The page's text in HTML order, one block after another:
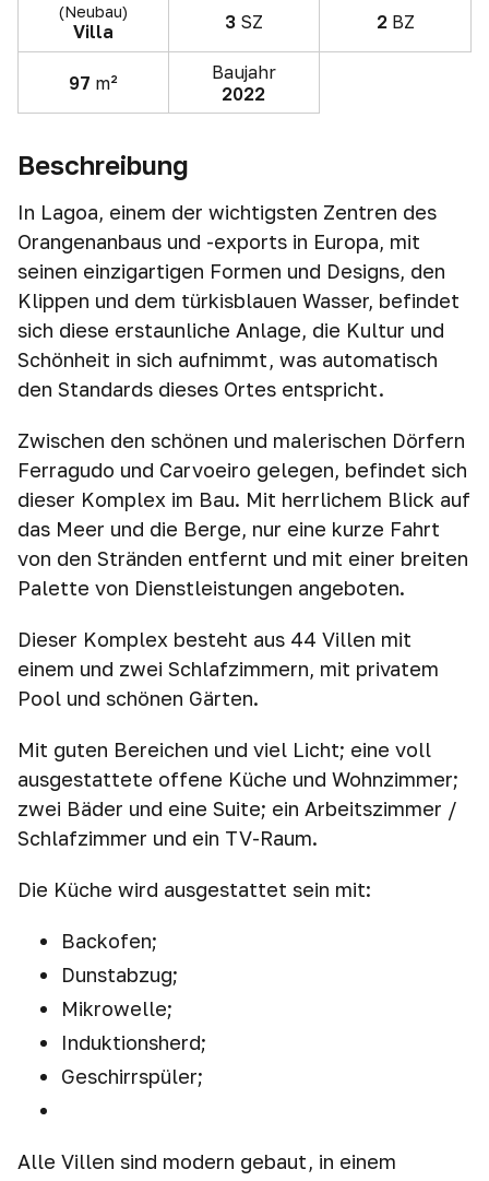
(Neubau)
Villa 3 SZ 2 BZ
97 m²
Baujahr
2022
Beschreibung
In Lagoa, einem der wichtigsten Zentren des
Orangenanbaus und -exports in Europa, mit
seinen einzigartigen Formen und Designs, den
Klippen und dem türkisblauen Wasser, befindet
sich diese erstaunliche Anlage, die Kultur und
Schönheit in sich aufnimmt, was automatisch
den Standards dieses Ortes entspricht.
Zwischen den schönen und malerischen Dörfern
Ferragudo und Carvoeiro gelegen, befindet sich
dieser Komplex im Bau. Mit herrlichem Blick auf
das Meer und die Berge, nur eine kurze Fahrt
von den Stränden entfernt und mit einer breiten
Palette von Dienstleistungen angeboten.
Dieser Komplex besteht aus 44 Villen mit
einem und zwei Schlafzimmern, mit privatem
Pool und schönen Gärten.
Mit guten Bereichen und viel Licht; eine voll
ausgestattete offene Küche und Wohnzimmer;
zwei Bäder und eine Suite; ein Arbeitszimmer /
Schlafzimmer und ein TV-Raum.
Die Küche wird ausgestattet sein mit:
Backofen;
Dunstabzug;
Mikrowelle;
Induktionsherd;
Geschirrspüler;
Alle Villen sind modern gebaut, in einem